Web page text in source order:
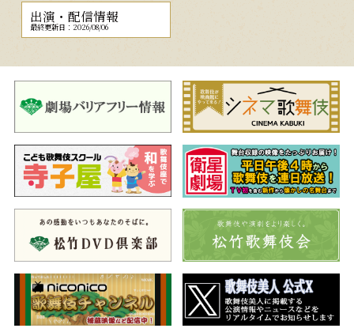
出演・配信情報
最終更新日：2026/08/06